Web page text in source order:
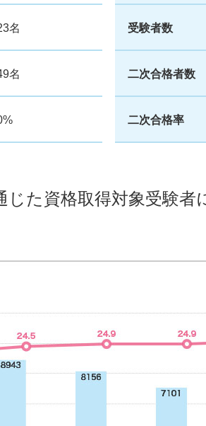
名
名
受験者数
二次合格者数
二次合格率
じた資格取得対象受験